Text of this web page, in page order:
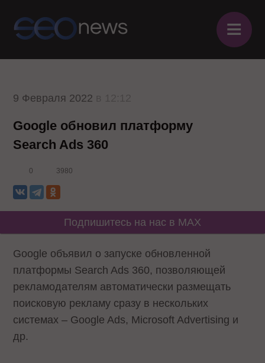
≡
9 Февраля 2022
Google обновил платформу
Search Ads 360
0 3980
Подпишитесь на нас в MAX
Google объявил о запуске обновленной
платформы Search Ads 360, позволяющей
рекламодателям автоматически размещать
поисковую рекламу сразу в нескольких
системах – Google Ads, Microsoft Advertising и
др.